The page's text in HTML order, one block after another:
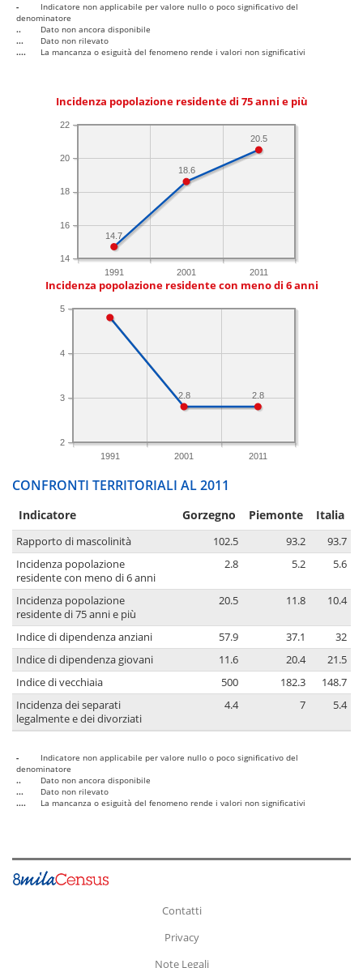
-
Indicatore non applicabile per valore nullo o poco significativo del
denominatore
..
Dato non ancora disponibile
...
Dato non rilevato
....
La mancanza o esiguità del fenomeno rende i valori non significativi
Incidenza popolazione residente di 75 anni e più
1991 2001 2011
14
16
18
20
22
20.5
18.6
14.7
Incidenza popolazione residente con meno di 6 anni
1991 2001 2011
2
3
4
5
2.8
2.8
CONFRONTI TERRITORIALI AL 2011
Indicatore Gorzegno Piemonte Italia
Rapporto di mascolinità 102.5 93.2
93.7
Incidenza popolazione
residente con meno di 6 anni
2.8 5.2 5.6
Incidenza popolazione
residente di 75 anni e più
20.5 11.8 10.4
Indice di dipendenza anziani 57.9 37.1
32
Indice di dipendenza giovani
11.6 20.4
21.5
Indice di vecchiaia
500 182.3
148.7
Incidenza dei separati
legalmente e dei divorziati
4.4 7 5.4
-
Indicatore non applicabile per valore nullo o poco significativo del
denominatore
..
Dato non ancora disponibile
...
Dato non rilevato
....
La mancanza o esiguità del fenomeno rende i valori non significativi
Contatti
Privacy
Note Legali